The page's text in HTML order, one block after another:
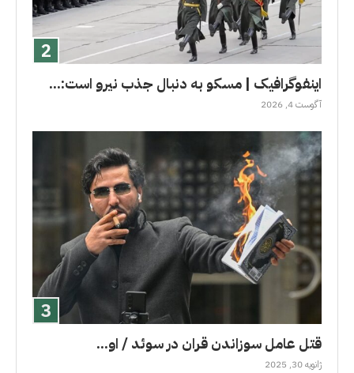
اینفوگرافیک | مسکو به دنبال جذب نیرو است:...
آگوست 4, 2026
قتل عامل سوزاندن قران در سوئد / او...
ژانویه 30, 2025